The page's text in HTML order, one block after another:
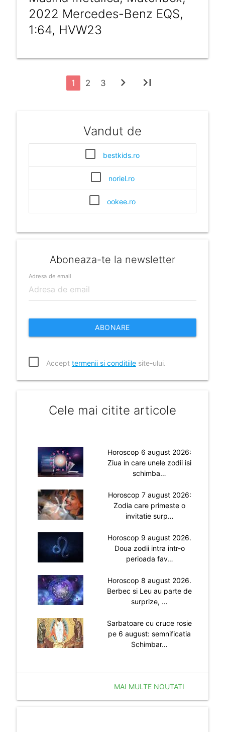
2022 Mercedes-Benz EQS,
1:64, HVW23
1 2 3 chevron_right last_page
Vandut de
bestkids.ro
noriel.ro
ookee.ro
Aboneaza-te la newsletter
Adresa de email
ABONARE
Accept termenii si conditiilesite-ului.
Cele mai citite articole
Horoscop 6 august 2026:
Ziua in care unele zodii isi
schimba…
Horoscop 7 august 2026:
Zodia care primeste o
invitatie surp…
Horoscop 9 august 2026.
Doua zodii intra intr-o
perioada fav…
Horoscop 8 august 2026.
Berbec si Leu au parte de
surprize, …
Sarbatoare cu cruce rosie
pe 6 august: semnificatia
Schimbar…
MAI MULTE NOUTATI